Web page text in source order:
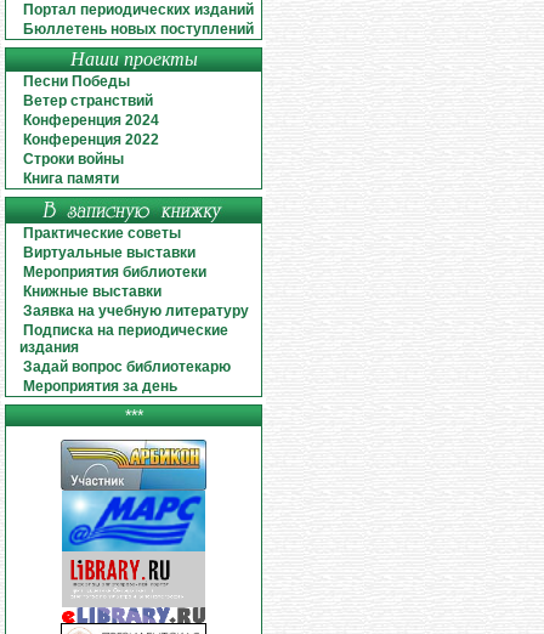
Портал периодических изданий
Бюллетень новых поступлений
Наши проекты
Песни Победы
Ветер странствий
Конференция 2024
Конференция 2022
Строки войны
Книга памяти
Практические советы
Виртуальные выставки
Мероприятия библиотеки
Книжные выставки
Заявка на учебную литературу
Подписка на периодические
издания
Задай вопрос библиотекарю
Мероприятия за день
***